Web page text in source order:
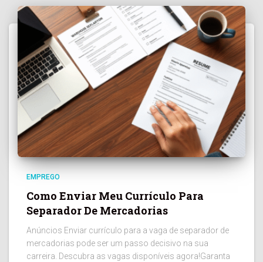
EMPREGO
Como Enviar Meu Currículo Para
Separador De Mercadorias
Anúncios Enviar currículo para a vaga de separador de
mercadorias pode ser um passo decisivo na sua
carreira. Descubra as vagas disponíveis agora!Garanta